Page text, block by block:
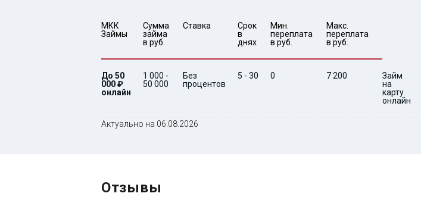
МКК
Займы
Сумма
займа
в руб.
Ставка
Срок
в
днях
Мин.
переплата
в руб.
Макс.
переплата
в руб.
До 50
000 ₽
онлайн
1 000 -
50 000
Без
процентов
5 - 30 0 7 200
Займ
на
карту
онлайн
Актуально на 06.08.2026
Отзывы